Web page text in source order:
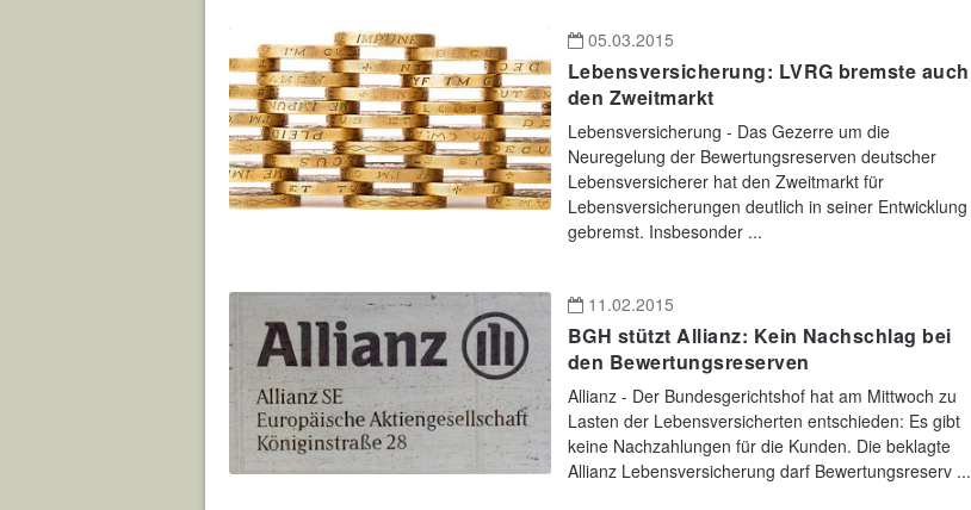
05.03.2015
Lebensversicherung: LVRG bremste auch
den Zweitmarkt
Lebensversicherung - Das Gezerre um die
Neuregelung der Bewertungsreserven deutscher
Lebensversicherer hat den Zweitmarkt für
Lebensversicherungen deutlich in seiner Entwicklung
gebremst. Insbesonder ...
11.02.2015
BGH stützt Allianz: Kein Nachschlag bei
den Bewertungsreserven
Allianz - Der Bundesgerichtshof hat am Mittwoch zu
Lasten der Lebensversicherten entschieden: Es gibt
keine Nachzahlungen für die Kunden. Die beklagte
Allianz Lebensversicherung darf Bewertungsreserv ...